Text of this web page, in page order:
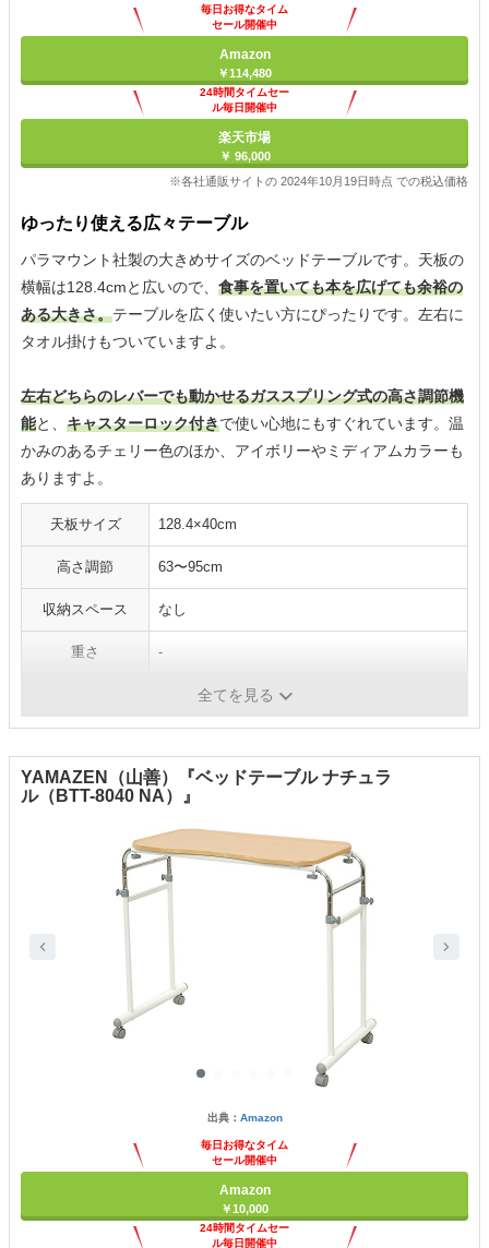
毎日お得なタイム
セール開催中
Amazon
￥114,480
24時間タイムセー
ル毎日開催中
楽天市場
￥ 96,000
※各社通販サイトの 2024年10月19日時点 での税込価格
ゆったり使える広々テーブル
パラマウント社製の大きめサイズのベッドテーブルです。天板の
横幅は128.4cmと広いので、 食事を置いても本を広げても余裕の
ある大きさ。テーブルを広く使いたい方にぴったりです。左右に
タオル掛けもついていますよ。
左右どちらのレバーでも動かせるガススプリング式の高さ調節機
能と、 キャスターロック付きで使い心地にもすぐれています。温
かみのあるチェリー色のほか、アイボリーやミディアムカラーも
ありますよ。
天板サイズ 128.4×40cm
高さ調節 63〜95cm
収納スペース なし
重さ -
全てを見る
YAMAZEN（山善）『ベッドテーブル ナチュラ
ル（BTT-8040 NA）』
出典： Amazon
毎日お得なタイム
セール開催中
Amazon
￥10,000
24時間タイムセー
ル毎日開催中